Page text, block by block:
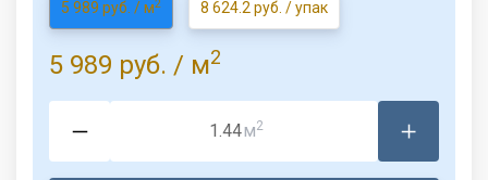
5 989 руб. / м2 8 624.2 руб. / упак
5 989 руб. / м2
м2